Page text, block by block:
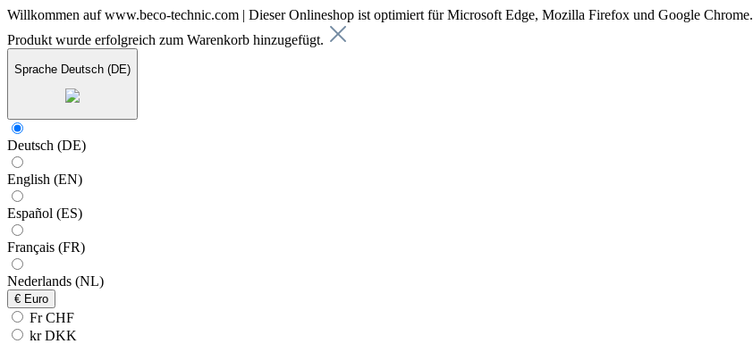
Willkommen auf www.beco-technic.com | Dieser Onlineshop ist optimiert für Microsoft Edge, Mozilla Firefox und Google Chrome.
Produkt wurde erfolgreich zum Warenkorb hinzugefügt.
Sprache Deutsch (DE)
Deutsch (DE)
English (EN)
Español (ES)
Français (FR)
Nederlands (NL)
€ Euro
Fr CHF
kr DKK